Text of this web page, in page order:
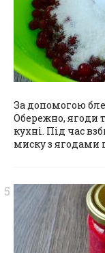
За допомогою
Обережно, ягоди
кухні. Під час
миску з ягодами